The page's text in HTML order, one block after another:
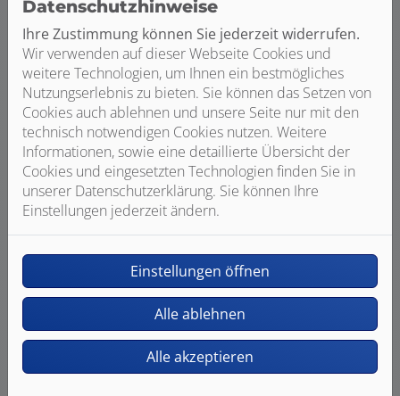
Wasser / Trinkwasser
Sie wollen sicher sein, dass Ihr
Trinkwasser immer sauber ist oder
möchten Ihren Wasserverbrauch
optimieren? Dann sprechen Sie mit
R&Z Innovative Haustechnik GmbH.
Datenschutzhinweise
Ihre Zustimmung können Sie jederzeit widerrufen.
Wir verwenden auf dieser Webseite Cookies und
weitere Technologien, um Ihnen ein bestmögliches
Nutzungserlebnis zu bieten. Sie können das Setzen von
Cookies auch ablehnen und unsere Seite nur mit den
technisch notwendigen Cookies nutzen. Weitere
Informationen, sowie eine detaillierte Übersicht der
Cookies und eingesetzten Technologien finden Sie in
unserer Datenschutzerklärung. Sie können Ihre
Einstellungen jederzeit ändern.
Einstellungen öffnen
Alle ablehnen
Alle akzeptieren